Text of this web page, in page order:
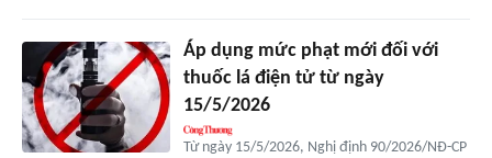
Áp dụng mức phạt mới đối với
thuốc lá điện tử từ ngày
15/5/2026
Từ ngày 15/5/2026, Nghị định 90/2026/NĐ-CP